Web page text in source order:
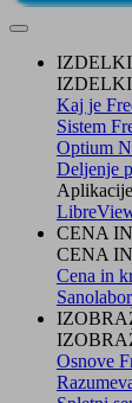
IZDELKI
IZDELKI
Kaj je
Sistem
Optium
Deljenje
CENA
CENA
Cena in
Sanolabor
Osnove